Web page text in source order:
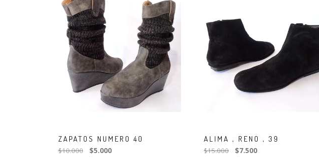
ZAPATOS NUMERO 40
$10.000 $5.000
ALIMA , RENO , 39
$15.000 $7.500